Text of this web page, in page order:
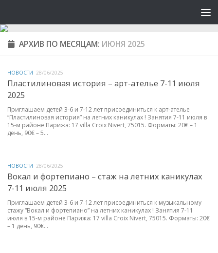
АРХИВ ПО МЕСЯЦАМ: ИЮНЯ 2025
НОВОСТИ 28/06/2025
Пластилиновая история – арт-ателье 7-11 июля
2025
Приглашаем детей 3-6 и 7-12 лет присоединиться к арт-ателье
“Пластилиновая история” на летних каникулах ! Занятия 7-11 июля в
15-м районе Парижа: 17 villa Croix Nivert, 75015. Форматы: 20€ – 1
день, 90€ – 5...
НОВОСТИ 28/06/2025
Вокал и фортепиано – стаж на летних каникулах
7-11 июля 2025
Приглашаем детей 3-6 и 7-12 лет присоединиться к музыкальному
стажу “Вокал и фортепиано” на летних каникулах ! Занятия 7-11
июля в 15-м районе Парижа: 17 villa Croix Nivert, 75015. Форматы: 20€
– 1 день, 90€...